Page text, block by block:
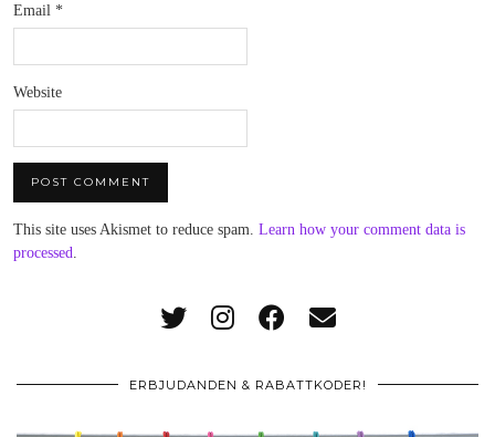
Email *
Website
This site uses Akismet to reduce spam. Learn how your comment data is
processed
ERBJUDANDEN & RABATTKODER!